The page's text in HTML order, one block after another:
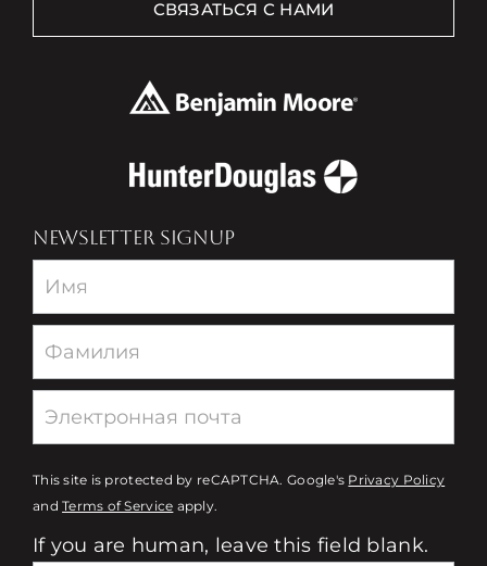
СВЯЗАТЬСЯ С НАМИ
NEWSLETTER SIGNUP
Newsletter
This site is protected by reCAPTCHA. Google's Privacy Policy
andTerms of Service apply.
If you are human, leave this field blank.